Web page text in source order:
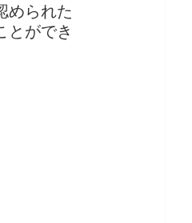
められた
とができ